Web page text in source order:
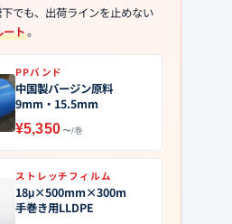
でも、出荷ラインを止めない
ート。
PPバンド
中国製バージン原料
9mm・15.5mm
¥5,350〜/巻
ストレッチフィルム
18μ×500mm×300m
手巻き用LLDPE